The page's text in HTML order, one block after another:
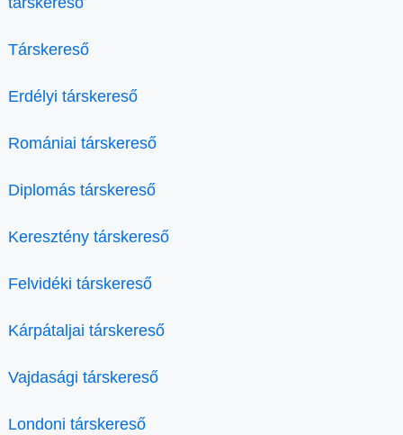
Társkereső
Erdélyi társkereső
Romániai társkereső
Diplomás társkereső
Keresztény társkereső
Felvidéki társkereső
Kárpátaljai társkereső
Vajdasági társkereső
Londoni társkereső